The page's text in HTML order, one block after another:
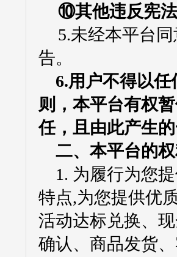
⑩其他违反宪
5.未经本平台
告。
6.用户不得以任
则，本平台有权
任，且由此产生
二、本平台的
1. 为履行为您
特点,为您提供优
活动达标兑换、
确认、商品发货